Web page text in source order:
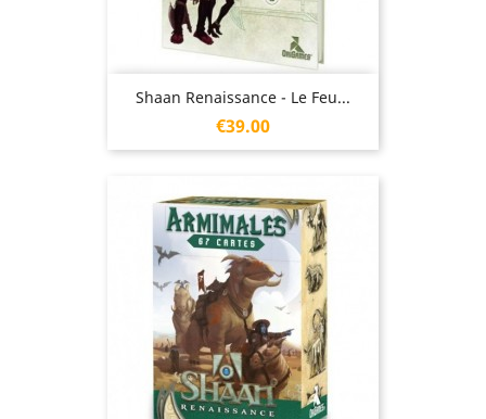
Shaan Renaissance - Le Feu...
Price
€39.00